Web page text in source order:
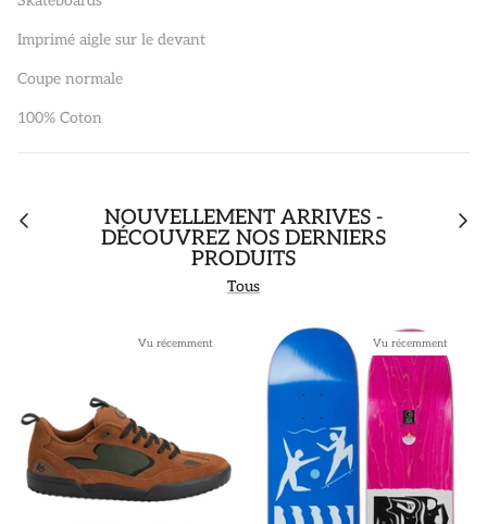
Imprimé aigle sur le devant
Coupe normale
100% Coton
NOUVELLEMENT ARRIVÉS -
DÉCOUVREZ NOS DERNIERS
PRODUITS
Tous
Vu récemment Vu récemment